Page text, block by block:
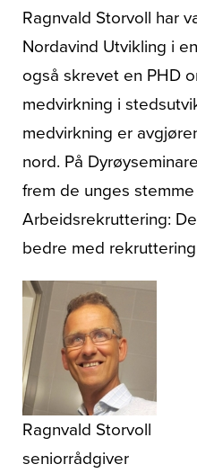
Ragnvald Storvoll har
Nordavind Utvikling i
også skrevet en PHD
medvirkning i
medvirkning er
nord. På
frem de unges
Arbeidsrekruttering:
bedre med
Ragnvald Storvoll
seniorrådgiver